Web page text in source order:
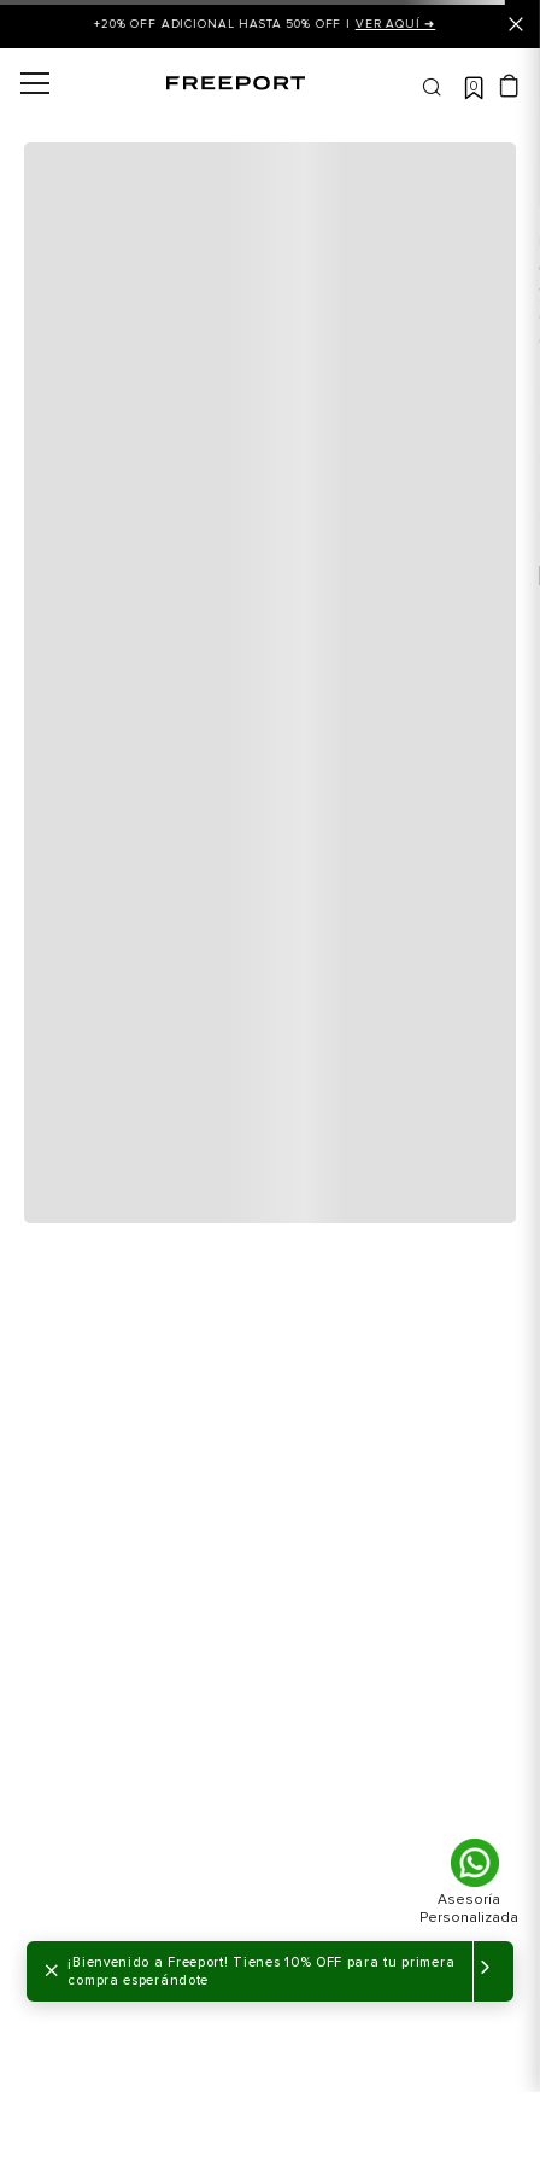
+20% OFF ADICIONAL HASTA 50% OFF | VER AQUÍ ➜
0
×
¡Bienvenido a Freeport! Tienes 10% OFF para tu primera
compra esperándote